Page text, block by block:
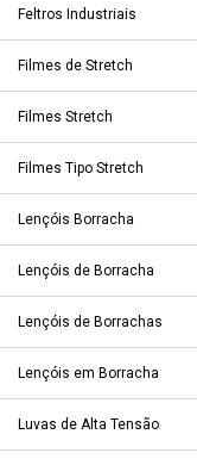
Feltros Industriais
Filmes de Stretch
Filmes Stretch
Filmes Tipo Stretch
Lençóis Borracha
Lençóis de Borracha
Lençóis de Borrachas
Lençóis em Borracha
Luvas de Alta Tensão